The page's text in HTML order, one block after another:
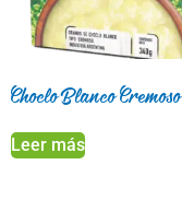
Choclo Blanco Cremoso
Leer más